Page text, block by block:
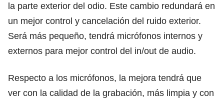
la parte exterior del odio. Este cambio redundará en
un mejor control y cancelación del ruido exterior.
Será más pequeño, tendrá micrófonos internos y
externos para mejor control del in/out de audio.
Respecto a los micrófonos, la mejora tendrá que
ver con la calidad de la grabación, más limpia y con